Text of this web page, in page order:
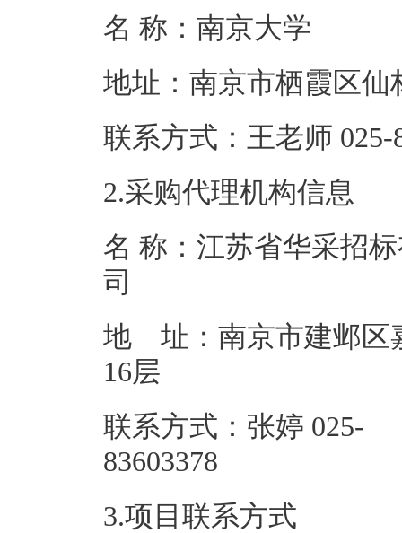
名 称：南京
地址：南京市
联系方式：王老
2.采购代理机构信息
名 称：江苏省华采招
地 址：南京市建邺区
16
联系方式：张婷 025-
3.项目联系方式